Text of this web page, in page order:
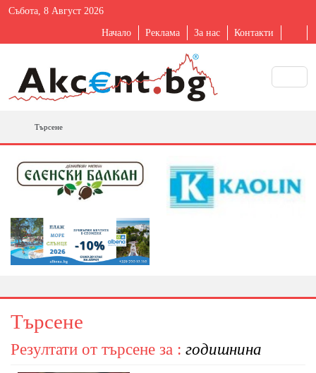
Събота, 8 Август 2026
Начало Реклама За нас Контакти
Търсене
Търсене
Резултати от търсене за : годишнина